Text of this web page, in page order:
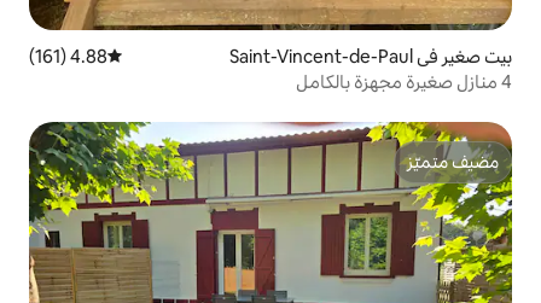
متوسط التقييم 4.88 من 5، 161 مراجعات
4.88 (161)